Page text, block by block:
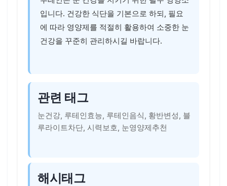
입니다. 건강한 식단을 기본으로 하되, 필요
에 따라 영양제를 적절히 활용하여 소중한 눈
건강을 꾸준히 관리하시길 바랍니다.
관련 태그
눈건강, 루테인효능, 루테인음식, 황반변성, 블
루라이트차단, 시력보호, 눈영양제추천
해시태그